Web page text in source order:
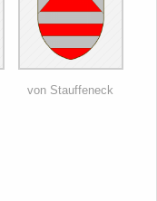
von Stauffeneck